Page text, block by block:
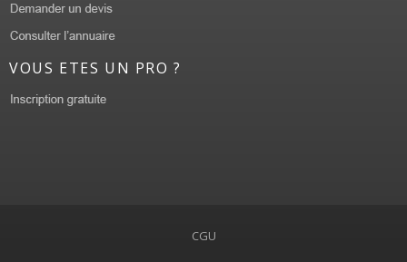
VOUS ETES UN PRO ?
CGU